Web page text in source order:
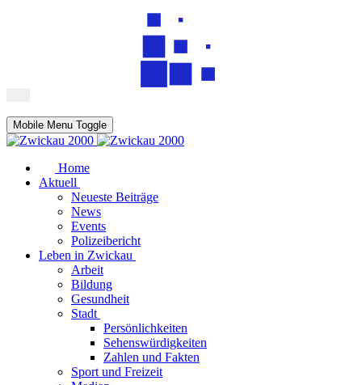
Mobile Menu Toggle
Home
Aktuell
Neueste Beiträge
News
Events
Polizeibericht
Leben in Zwickau
Arbeit
Bildung
Gesundheit
Stadt
Persönlichkeiten
Sehenswürdigkeiten
Zahlen und Fakten
Sport und Freizeit